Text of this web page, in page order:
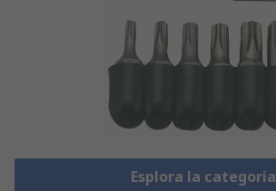
Esplora la categoria